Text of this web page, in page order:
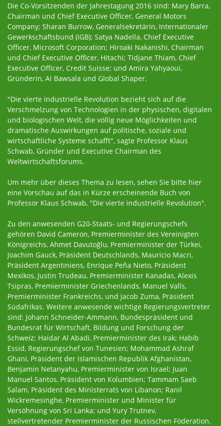
Die Co-Vorsitzenden der Jahrestagung 2016 sind: Mary Barra,
Chairman und Chief Executive Officer, General Motors
Company; Sharan Burrow, Generalsekretärin, Internationaler
Gewerkschaftsbund (IGB); Satya Nadella, Chief Executive
Officer, Microsoft Corporation; Hiroaki Nakanishi, Chairman
und Chief Executive Officer, Hitachi; Tidjane Thiam, Chief
Executive Officer, Credit Suisse; und Amira Yahyaoui,
Gründerin, Al Bawsala und Global Shaper.
"Die vierte industrielle Revolution bezieht sich auf die
Verschmelzung von Technologien in der physischen, digitalen
und biologischen Welt, die völlig neue Möglichkeiten und
dramatische Auswirkungen auf politische, soziale und
wirtschaftliche Systeme schafft", sagte Professor Klaus
Schwab, Gründer und Executive Chairman des
Weltwirtschaftsforums.
Um mehr über dieses Thema zu lesen, sehen Sie bitte hier
eine Vorschau auf das in Kürze erscheinende Buch von
Professor Klaus Schwab, "Die vierte industrielle Revolution".
Zu den anwesenden G20-Staats- und Regierungschefs
gehören David Cameron, Premierminister des Vereinigten
Königreichs, Ahmet Davutoğlu, Premierminister der Türkei,
Joachim Gauck, Präsident Deutschlands, Mauricio Macri,
Präsident Argentiniens, Enrique Peña Nieto, Präsident
Mexikos, Justin Trudeau, Premierminister Kanadas, Alexis
Tsipras, Premierminister Griechenlands, Manuel Valls,
Premierminister Frankreichs, und Jacob Zuma, Präsident
Südafrikas. Weitere anwesende wichtige Regierungsvertreter
sind: Johann Schneider-Ammann, Bundespräsident und
Bundesrat für Wirtschaft, Bildung und Forschung der
Schweiz; Haidar Al Abadi, Premierminister des Irak; Habib
Essid, Regierungschef von Tunesien; Mohammad Ashraf
Ghani, Präsident der Islamischen Republik Afghanistan,
Benjamin Netanyahu, Premierminister von Israel; Juan
Manuel Santos, Präsident von Kolumbien; Tammam Saeb
Salam, Präsident des Ministerrats von Libanon; Ranil
Wickremesinghe, Premierminister und Minister für
Versöhnung von Sri Lanka; und Yury Trutnev,
stellvertretender Premierminister der Russischen Föderation.